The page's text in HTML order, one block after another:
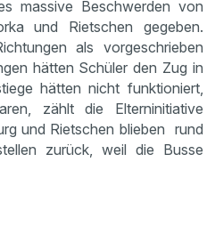
massive Beschwerden von
und Rietschen gegeben.
als vorgeschrieben
hätten Schüler den Zug in
hätten nicht funktioniert,
zählt die Elterninitiative
und Rietschen blieben rund
zurück, weil die Busse